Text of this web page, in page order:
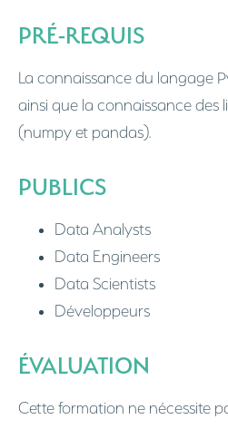
PRÉ-REQUIS
La connaissance du langage
ainsi que la connaissance des
(numpy et pandas).
PUBLICS
Data Analysts
Data Engineers
Data Scientists
Développeurs
ÉVALUATION
Cette formation ne nécessite